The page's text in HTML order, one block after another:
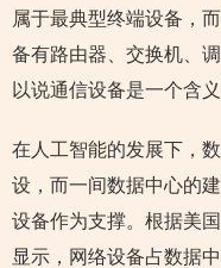
属于最典型终端设备，
备有路由器、交换机、
以说通信设备是一个含
在人工智能的发展下，
设，而一间数据中心的
设备作为支撑。根据美
显示，网络设备占数据